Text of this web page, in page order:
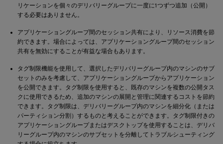
リケーションを個々のデリバリーグループに一度に1つずつ追加（公開）
する必要はありません。
アプリケーショングループ間のセッション共有により、リソース消費を節
約できます。場合によっては、アプリケーショングループ間のセッション
共有を無効にすることが有益な場合もあります。
タグ制限機能を使用して、選択したデリバリーグループ内のマシンのサブ
セットのみを考慮して、アプリケーショングループからアプリケーション
を公開できます。タグ制限を使用すると、既存のマシンを複数の公開タス
クに使用できるため、追加のマシンの展開と管理に関連するコストを節約
できます。タグ制限は、デリバリーグループ内のマシンを細分化（または
パーティション分割）するものと考えることができます。タグ制限付きの
アプリケーショングループまたはデスクトップを使用することは、デリバ
リーグループ内のマシンのサブセットを分離してトラブルシューティング